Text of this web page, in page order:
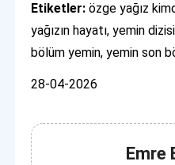
Etiketler:özge yağız
yağızın hayatı, yemin
bölüm yemin, yemin son
28-04-2026
Emre